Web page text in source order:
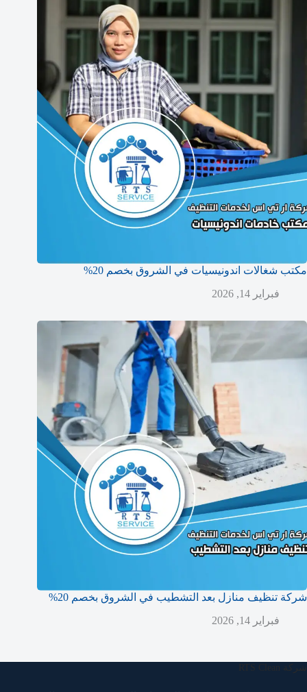
مكتب شغالات اندونيسيات في الشروق بخصم 20%
فبراير 14, 2026
شركة تنظيف منازل بعد التشطيب في الشروق بخصم 20%
فبراير 14, 2026
شركة RTS Clean